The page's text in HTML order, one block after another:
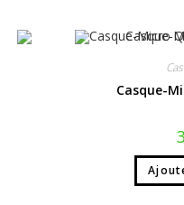
Casque-